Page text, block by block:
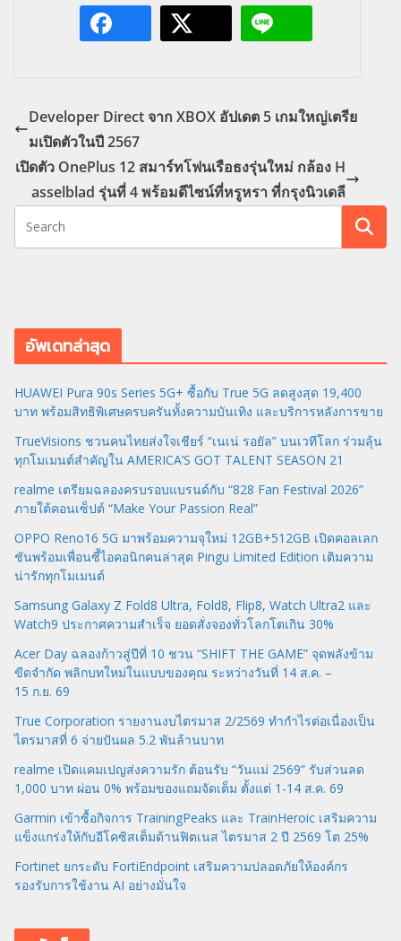
Developer Direct จาก XBOX อัปเดต 5 เกมใหญ่เตรีย
มเปิดตัวในปี 2567
เปิดตัว OnePlus 12 สมาร์ทโฟนเรือธงรุ่นใหม่ กล้อง H
asselblad รุ่นที่ 4 พร้อมดีไซน์ที่หรูหรา ที่กรุงนิวเดลี
อัพเดทล่าสุด
HUAWEI Pura 90s Series 5G+ ซื้อกับ True 5G ลดสูงสุด 19,400
บาท พร้อมสิทธิพิเศษครบครันทั้งความบันเทิง และบริการหลังการขาย
TrueVisions ชวนคนไทยส่งใจเชียร์ “เนเน่ รอยัล” บนเวทีโลก ร่วมลุ้น
ทุกโมเมนต์สำคัญใน AMERICA’S GOT TALENT SEASON 21
realme เตรียมฉลองครบรอบแบรนด์กับ “828 Fan Festival 2026”
ภายใต้คอนเซ็ปต์ “Make Your Passion Real”
OPPO Reno16 5G มาพร้อมความจุใหม่ 12GB+512GB เปิดคอลเลก
ชันพร้อมเพื่อนซี้ไอคอนิกคนล่าสุด Pingu Limited Edition เติมความ
น่ารักทุกโมเมนต์
Samsung Galaxy Z Fold8 Ultra, Fold8, Flip8, Watch Ultra2 และ
Watch9 ประกาศความสำเร็จ ยอดสั่งจองทั่วโลกโตเกิน 30%
Acer Day ฉลองก้าวสู่ปีที่ 10 ชวน “SHIFT THE GAME” จุดพลังข้าม
ขีดจำกัด พลิกบทใหม่ในแบบของคุณ ระหว่างวันที่ 14 ส.ค. –
15 ก.ย. 69
True Corporation รายงานงบไตรมาส 2/2569 ทำกำไรต่อเนื่องเป็น
ไตรมาสที่ 6 จ่ายปันผล 5.2 พันล้านบาท
realme เปิดแคมเปญส่งความรัก ต้อนรับ “วันแม่ 2569” รับส่วนลด
1,000 บาท ผ่อน 0% พร้อมของแถมจัดเต็ม ตั้งแต่ 1-14 ส.ค. 69
Garmin เข้าซื้อกิจการ TrainingPeaks และ TrainHeroic เสริมความ
แข็งแกร่งให้กับอีโคซิสเต็มด้านฟิตเนส ไตรมาส 2 ปี 2569 โต 25%
Fortinet ยกระดับ FortiEndpoint เสริมความปลอดภัยให้องค์กร
รองรับการใช้งาน AI อย่างมั่นใจ